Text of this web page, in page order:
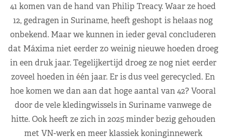
41 komen van de hand van Philip Treacy. Waar ze hoed
12, gedragen in Suriname, heeft geshopt is helaas nog
onbekend. Maar we kunnen in ieder geval concluderen
dat Máxima niet eerder zo weinig nieuwe hoeden droeg
in een druk jaar. Tegelijkertijd droeg ze nog niet eerder
zoveel hoeden in één jaar. Er is dus veel gerecycled. En
hoe komen we dan aan dat hoge aantal van 42? Vooral
door de vele kledingwissels in Suriname vanwege de
hitte. Ook heeft ze zich in 2025 minder bezig gehouden
met VN-werk en meer klassiek koninginnewerk